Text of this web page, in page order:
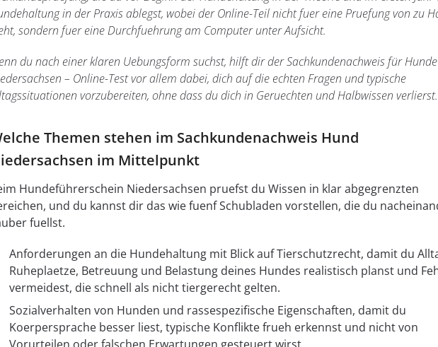
in der Praxis ablegst, wobei der Online-Teil nicht fuer eine Pruefung von zu
sondern fuer eine Durchfuehrung am Computer unter Aufsicht.
du nach einer klaren Uebungsform suchst, hilft dir der Sachkundenachweis für
– Online-Test vor allem dabei, dich auf die echten Fragen und typische
vorzubereiten, ohne dass du dich in Geruechten und Halbwissen verlierst.
Themen stehen im Sachkundenachweis Hund
im Mittelpunkt
Hundeführerschein Niedersachsen pruefst du Wissen in klar abgegrenzten
und du kannst dir das wie fuenf Schubladen vorstellen, die du
fuellst.
Anforderungen an die Hundehaltung mit Blick auf Tierschutzrecht, damit du
Ruheplaetze, Betreuung und Belastung deines Hundes realistisch planst und
vermeidest, die schnell als nicht tiergerecht gelten.
Sozialverhalten von Hunden und rassespezifische Eigenschaften, damit du
Koerpersprache besser liest, typische Konflikte frueh erkennst und nicht von